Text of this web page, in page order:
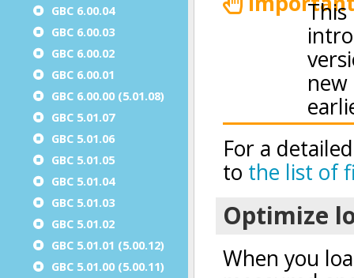
GBC 6.00.04
GBC 6.00.03
GBC 6.00.02
GBC 6.00.01
GBC 6.00.00 (5.01.08)
GBC 5.01.07
GBC 5.01.06
GBC 5.01.05
GBC 5.01.04
GBC 5.01.03
GBC 5.01.02
GBC 5.01.01 (5.00.12)
GBC 5.01.00 (5.00.11)